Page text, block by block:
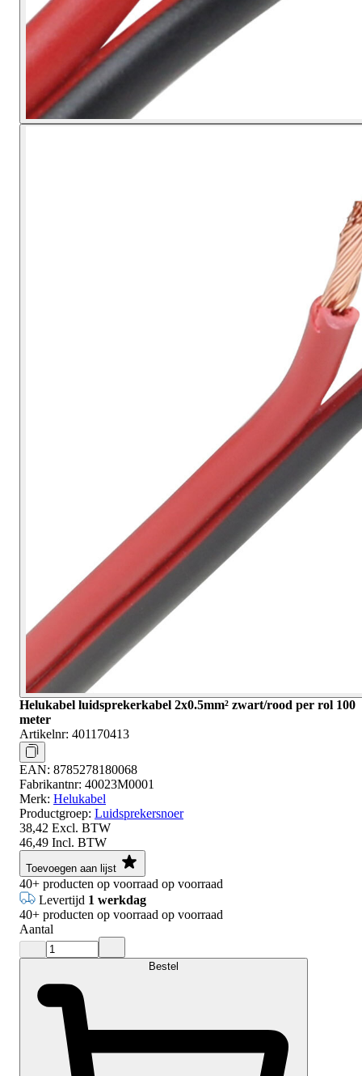
Helukabel luidsprekerkabel 2x0.5mm² zwart/rood per rol 100
meter
Artikelnr: 401170413
EAN: 8785278180068
Fabrikantnr: 40023M0001
Merk: Helukabel
Productgroep: Luidsprekersnoer
38,42 Excl. BTW
46,49 Incl. BTW
Toevoegen aan lijst
40+ producten op voorraad op voorraad
Levertijd 1 werkdag
40+ producten op voorraad op voorraad
Aantal
Bestel